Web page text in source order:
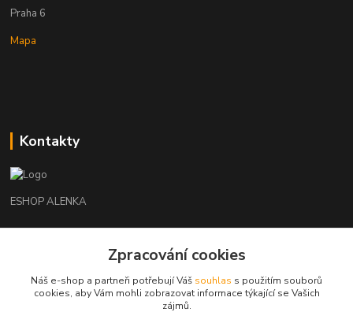
Praha 6
Mapa
Kontakty
ESHOP ALENKA
+420602541312
orechovka@inmes.cz
Zpracování cookies
Náš e-shop a partneři potřebují Váš souhlas s použitím souborů
cookies, aby Vám mohli zobrazovat informace týkající se Vašich
zájmů.